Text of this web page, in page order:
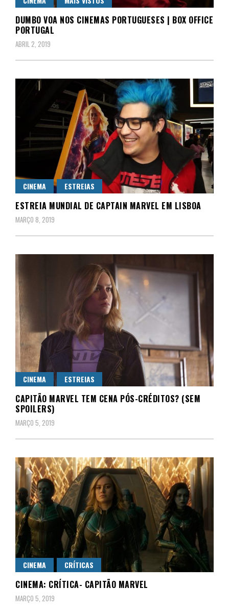
DUMBO VOA NOS CINEMAS PORTUGUESES | BOX OFFICE
PORTUGAL
ABRIL 2, 2019
CINEMA ESTREIAS
ESTREIA MUNDIAL DE CAPTAIN MARVEL EM LISBOA
MARÇO 8, 2019
CINEMA ESTREIAS
CAPITÃO MARVEL TEM CENA PÓS-CRÉDITOS? (SEM
SPOILERS)
MARÇO 5, 2019
CINEMA CRÍTICAS
CINEMA: CRÍTICA- CAPITÃO MARVEL
MARÇO 5, 2019